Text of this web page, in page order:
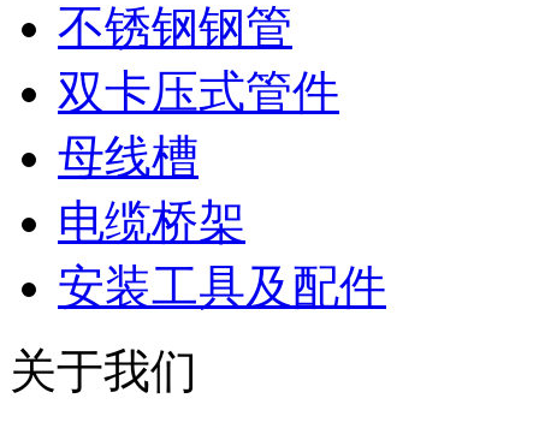
不锈钢钢管
双卡压式管件
母线槽
电缆桥架
安装工具及配件
关于我们